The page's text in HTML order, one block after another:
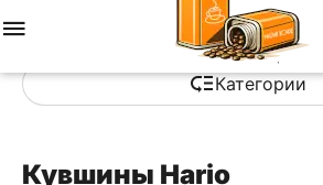
Категории
Кувшины Hario
Корзина Отложенные
товары